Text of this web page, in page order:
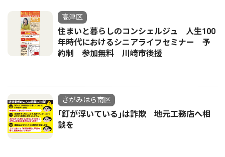
高津区
住まいと暮らしのコンシェルジュ 人生100
年時代におけるシニアライフセミナー 予
約制 参加無料 川崎市後援
さがみはら南区
｢釘が浮いている｣は詐欺 地元工務店へ相
談を